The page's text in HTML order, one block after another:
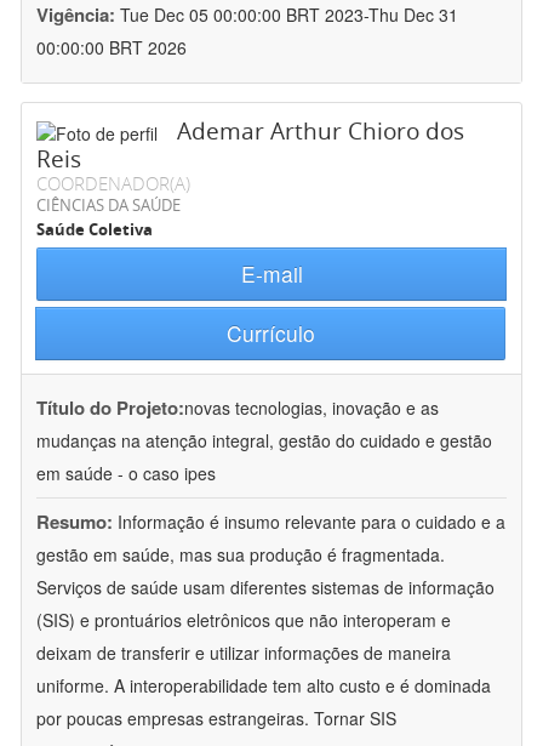
Vigência: Tue Dec 05 00:00:00 BRT 2023-Thu Dec 31
00:00:00 BRT 2026
Ademar Arthur Chioro dos
Reis
COORDENADOR(A)
CIÊNCIAS DA SAÚDE
Saúde Coletiva
E-mail
Currículo
Título do Projeto:novas tecnologias, inovação e as
mudanças na atenção integral, gestão do cuidado e gestão
em saúde - o caso ipes
Resumo: Informação é insumo relevante para o cuidado e a
gestão em saúde, mas sua produção é fragmentada.
Serviços de saúde usam diferentes sistemas de informação
(SIS) e prontuários eletrônicos que não interoperam e
deixam de transferir e utilizar informações de maneira
uniforme. A interoperabilidade tem alto custo e é dominada
por poucas empresas estrangeiras. Tornar SIS